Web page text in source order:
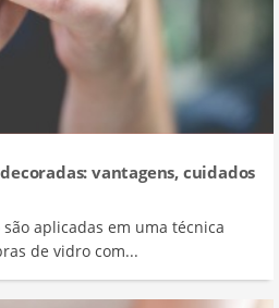
vantagens, cuidados
aplicadas em uma técnica
de vidro com...